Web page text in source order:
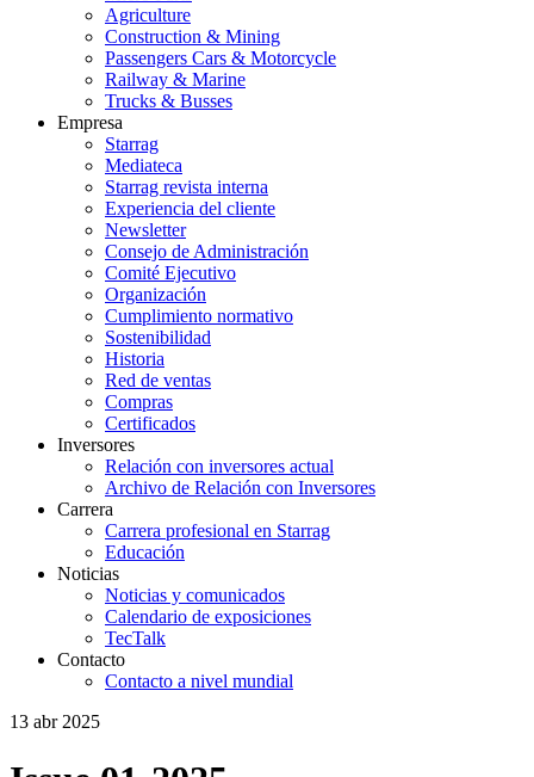
Agriculture
Construction & Mining
Passengers Cars & Motorcycle
Railway & Marine
Trucks & Busses
Empresa
Starrag
Mediateca
Starrag revista interna
Experiencia del cliente
Newsletter
Consejo de Administración
Comité Ejecutivo
Organización
Cumplimiento normativo
Sostenibilidad
Historia
Red de ventas
Compras
Certificados
Inversores
Relación con inversores actual
Archivo de Relación con Inversores
Carrera
Carrera profesional en Starrag
Educación
Noticias
Noticias y comunicados
Calendario de exposiciones
TecTalk
Contacto
Contacto a nivel mundial
13 abr 2025